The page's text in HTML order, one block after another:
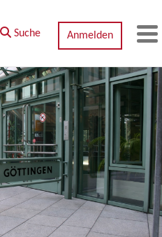
Suche Anmelden